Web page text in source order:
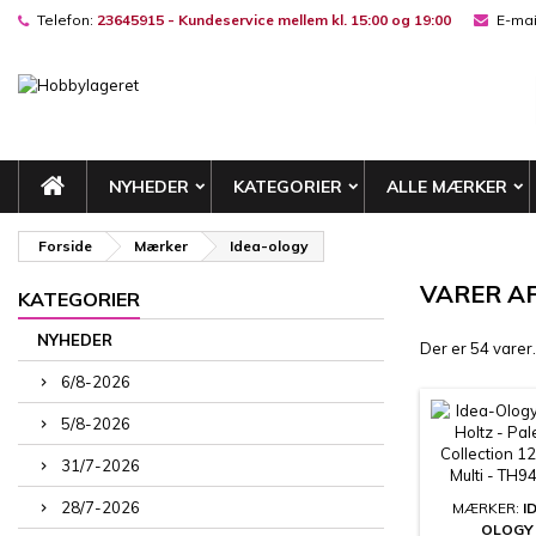
Telefon: 23645915 - Kundeservice mellem kl. 15:00 og 19:00 E-
NYHEDER KATEGORIER ALLE MÆRKER
Forside Mærker Idea-ology
KATEGORIER
NYHEDER
6/8-2026
5/8-2026
31/7-2026
28/7-2026
VARER
Der er 54 varer.
MÆRKER:
OLOGY